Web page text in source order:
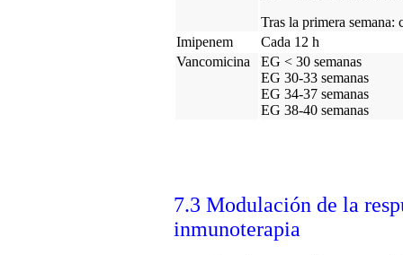
Tras la primera semana:
Imipenem
Cada 12 h
Vancomicina
EG < 30 semanas
EG 30-33 semanas
EG 34-37 semanas
EG 38-40 semanas
7.3 Modulación de la
inmunoterapia